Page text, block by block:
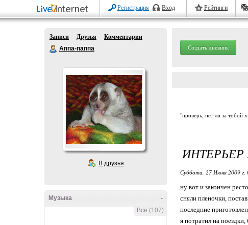
Регистрация Вход Рейтинги
Записи Друзья
Комментарии
Аппа-паппа
В друзья
-
Музыка
Все (107)
Создать дневник
"проверь, нет ли за тобой
ИНТЕРЬЕР
Суббота, 27 Июня 2009 г.
ну вот и закончен
сняли пленочки,
последние
я потратил на